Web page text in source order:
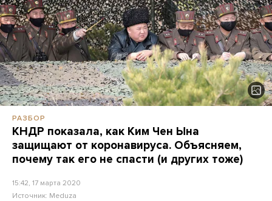
РАЗБОР
КНДР показала, как Ким Чен Ына
защищают от коронавируса. Объясняем,
почему так его не спасти (и других тоже)
15:42, 17 марта 2020
Источник: Meduza